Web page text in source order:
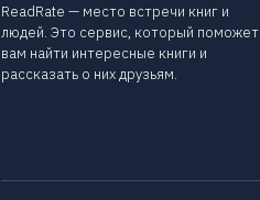
ReadRate — место встречи книг и
людей. Это сервис, который поможет
вам найти интересные книги и
рассказать о них друзьям.